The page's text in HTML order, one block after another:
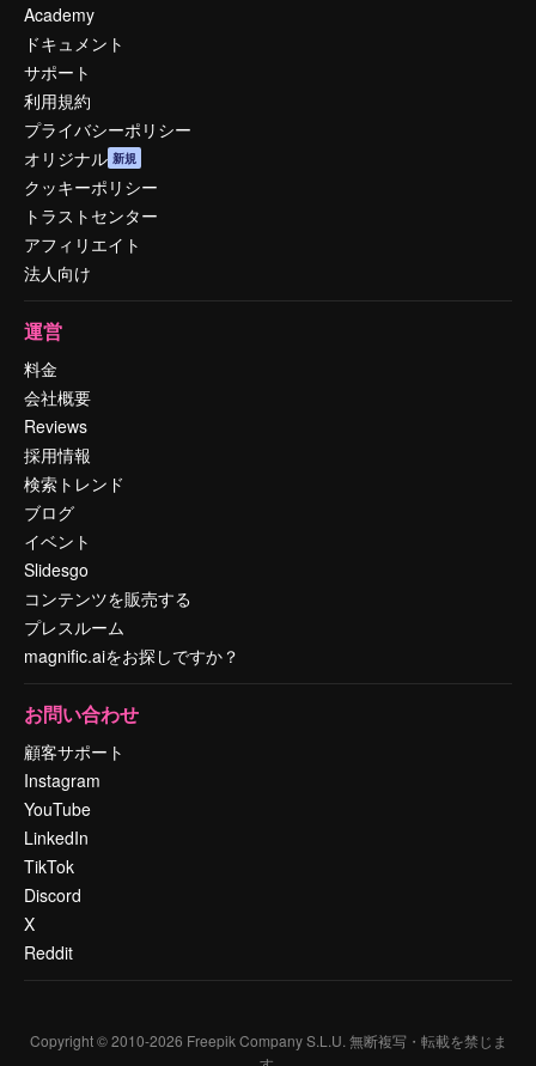
Academy
ドキュメント
サポート
利用規約
プライバシーポリシー
オリジナル 新規
クッキーポリシー
トラストセンター
アフィリエイト
法人向け
運営
料金
会社概要
Reviews
採用情報
検索トレンド
ブログ
イベント
Slidesgo
コンテンツを販売する
プレスルーム
magnific.aiをお探しですか？
お問い合わせ
顧客サポート
Instagram
YouTube
LinkedIn
TikTok
Discord
X
Reddit
Copyright © 2010-2026 Freepik Company S.L.U. 無断複写・転載を禁じま